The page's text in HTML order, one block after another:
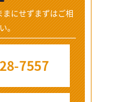
にせずまずはご相
。